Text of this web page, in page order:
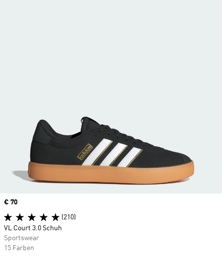
Price
€ 70
(210)
VL Court 3.0 Schuh
Sportswear
15 Farben